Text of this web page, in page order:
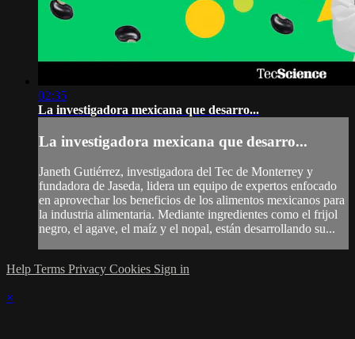
02:35
La investigadora mexicana que desarro...
La investigadora mexicana que desarro...
Janeth Gutiérrez, investigadora del Tec de Monterrey y
fundadora de Jaseda, lidera un equipo de expertos enfocado
en aprovechar los beneficios de los alimentos mexicanos para
la industria alimentaria. Mediante ingredientes como el frijol
negro, el agave, el maíz y el nopal, están desarrollando su...
Help Terms Privacy Cookies Sign in
×